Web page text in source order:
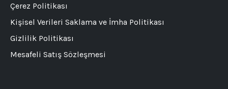
Çerez Politikası
Kişisel Verileri Saklama ve İmha Politikası
Gizlilik Politikası
Mesafeli Satış Sözleşmesi